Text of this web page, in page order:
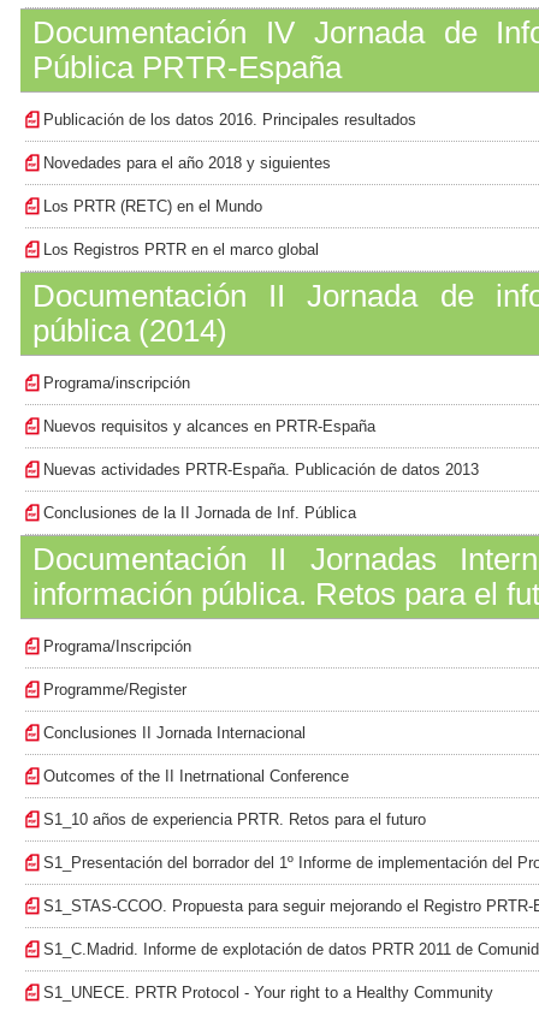
Documentación IV Jornada de
Pública PRTR-España
Publicación de los datos 2016. Principales resultados
Novedades para el año 2018 y siguientes
Los PRTR (RETC) en el Mundo
Los Registros PRTR en el marco global
Documentación II Jornada de
pública (2014)
Programa/inscripción
Nuevos requisitos y alcances en PRTR-España
Nuevas actividades PRTR-España. Publicación de datos 2013
Conclusiones de la II Jornada de Inf. Pública
Documentación II Jornadas
información pública. Retos para el
Programa/Inscripción
Programme/Register
Conclusiones II Jornada Internacional
Outcomes of the II Inetrnational Conference
S1_10 años de experiencia PRTR. Retos para el futuro
S1_Presentación del borrador del 1º Informe de implementación del
S1_STAS-CCOO. Propuesta para seguir mejorando el Registro PRTR-
S1_C.Madrid. Informe de explotación de datos PRTR 2011 de
S1_UNECE. PRTR Protocol - Your right to a Healthy Community